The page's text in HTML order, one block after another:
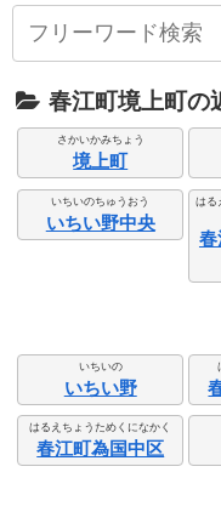
春江町境上町の
さかいかみちょう
境上町
いちいのちゅうおう
いちい野中央
はる
春
いちいの
いちい野
はるえちょうためくになかく
春江町為国中区